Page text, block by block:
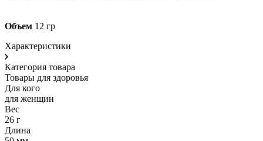
Объем 12 гр
Характеристики
Категория товара
Товары для здоровья
Для кого
для женщин
Вес
26 г
Длина